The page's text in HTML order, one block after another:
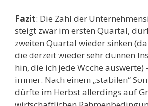
Fazit: Die Zahl der
steigt zwar im ersten Quartal,
zweiten Quartal wieder sinken
die derzeit wieder sehr dünnen
hin, die ich jede Woche auswerte)
immer. Nach einem „stabilen“
dürfte im Herbst allerdings auf